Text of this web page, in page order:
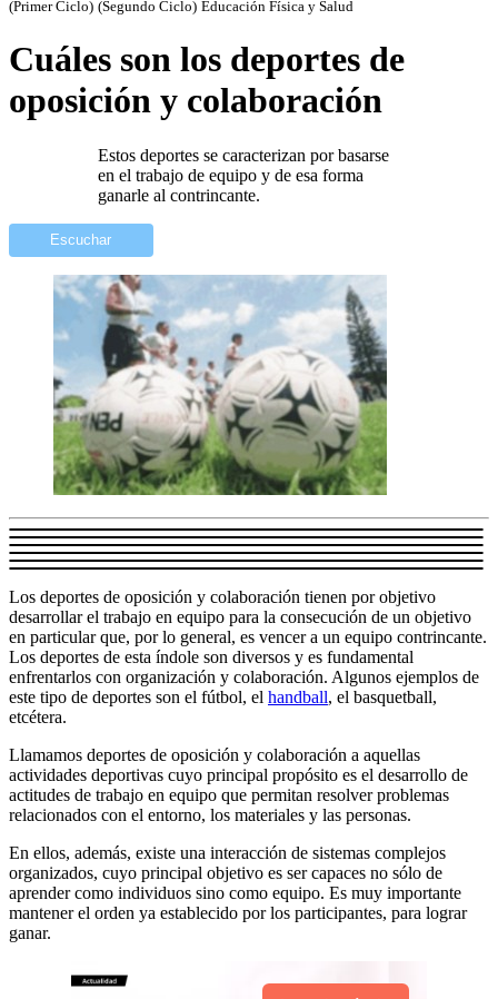
(Primer Ciclo) (Segundo Ciclo) Educación Física y Salud
Cuáles son los deportes de
oposición y colaboración
Estos deportes se caracterizan por basarse
en el trabajo de equipo y de esa forma
ganarle al contrincante.
Escuchar
Los deportes de oposición y colaboración tienen por objetivo
desarrollar el trabajo en equipo para la consecución de un objetivo
en particular que, por lo general, es vencer a un equipo contrincante.
Los deportes de esta índole son diversos y es fundamental
enfrentarlos con organización y colaboración. Algunos ejemplos de
este tipo de deportes son el fútbol, el handball, el basquetball,
etcétera.
Llamamos deportes de oposición y colaboración a aquellas
actividades deportivas cuyo principal propósito es el desarrollo de
actitudes de trabajo en equipo que permitan resolver problemas
relacionados con el entorno, los materiales y las personas.
En ellos, además, existe una interacción de sistemas complejos
organizados, cuyo principal objetivo es ser capaces no sólo de
aprender como individuos sino como equipo. Es muy importante
mantener el orden ya establecido por los participantes, para lograr
ganar.